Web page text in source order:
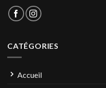
CATÉGORIES
Accueil